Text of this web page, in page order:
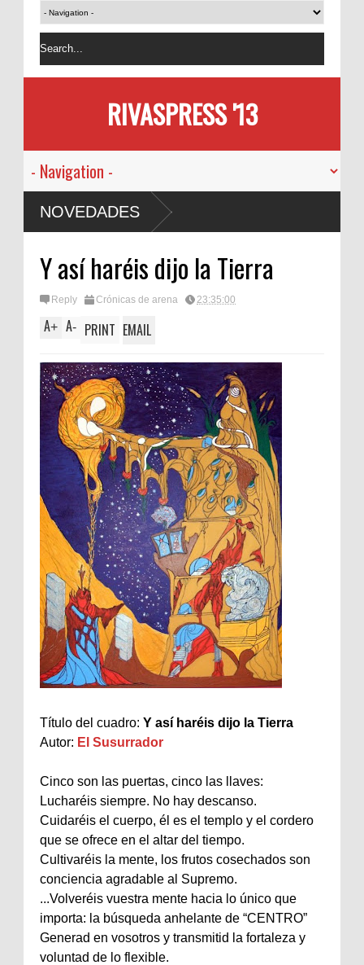
RIVASPRESS '13
NOVEDADES
Y así haréis dijo la Tierra
Reply Crónicas de arena 23:35:00
A+ A- PRINT EMAIL
Título del cuadro: Y así haréis dijo la Tierra
Autor: El Susurrador
Cinco son las puertas, cinco las llaves:
Lucharéis siempre. No hay descanso.
Cuidaréis el cuerpo, él es el templo y el cordero
que se ofrece en el altar del tiempo.
Cultivaréis la mente, los frutos cosechados son
conciencia agradable al Supremo.
...Volveréis vuestra mente hacia lo único que
importa: la búsqueda anhelante de “CENTRO”
Generad en vosotros y transmitid la fortaleza y
voluntad de lo flexible.